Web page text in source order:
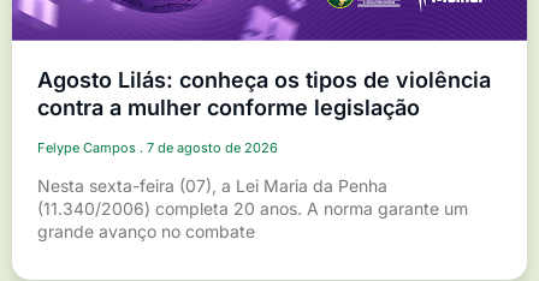
Agosto Lilás: conheça os tipos de violência
contra a mulher conforme legislação
Felype Campos 7 de agosto de 2026
Nesta sexta-feira (07), a Lei Maria da Penha
(11.340/2006) completa 20 anos. A norma garante um
grande avanço no combate